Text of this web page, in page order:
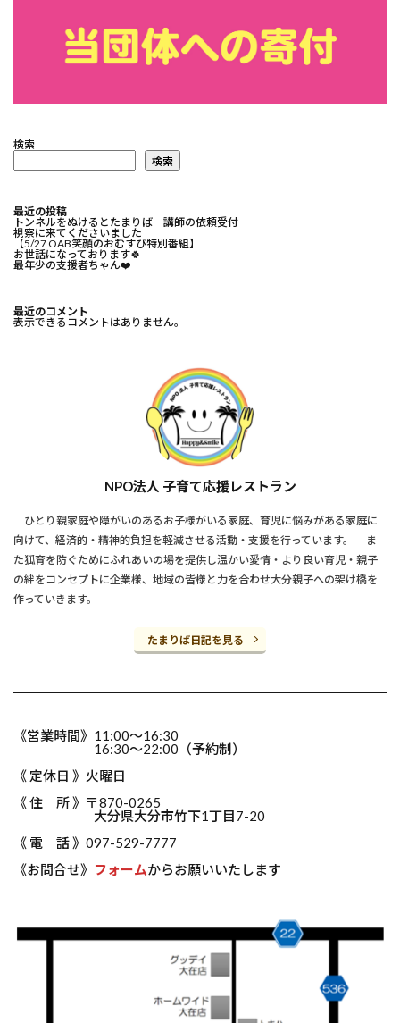
検索
検索
最近の投稿
トンネルをぬけるとたまりば 講師の依頼受付
視察に来てくださいました
【5/27 OAB笑顔のおむすび特別番組】
お世話になっております🍀⁡
最年少の支援者ちゃん❤️⁡
最近のコメント
表示できるコメントはありません。
NPO法人 子育て応援レストラン
ひとり親家庭や障がいのあるお子様がいる家庭、育児に悩みがある家庭に
向けて、経済的・精神的負担を軽減させる活動・支援を行っています。 ま
た狐育を防ぐためにふれあいの場を提供し温かい愛情・より良い育児・親子
の絆をコンセプトに企業様、地域の皆様と力を合わせ大分親子への架け橋を
作っていきます。
たまりば日記を見る
《営業時間》11:00～16:30
16:30～22:00（予約制）
《 定休日 》火曜日
《 住 所 》〒870-0265
大分県大分市竹下1丁目7-20
《 電 話 》097-529-7777
《お問合せ》 フォームからお願いいたします